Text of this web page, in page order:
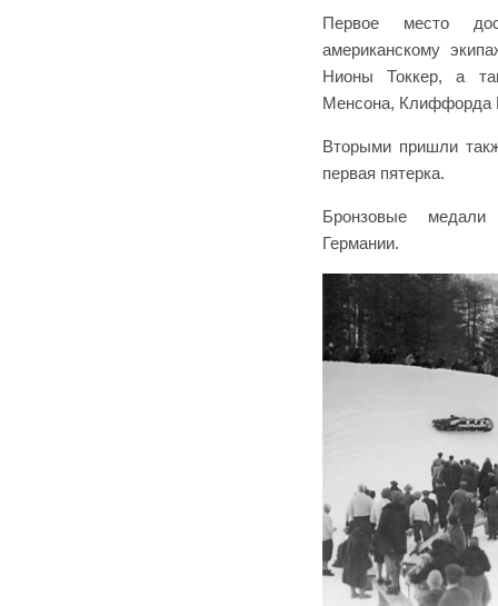
Первое место
американскому
Нионы Токкер, а
Менсона, Клиффорда
Вторыми пришли
первая пятерка.
Бронзовые
Германии.